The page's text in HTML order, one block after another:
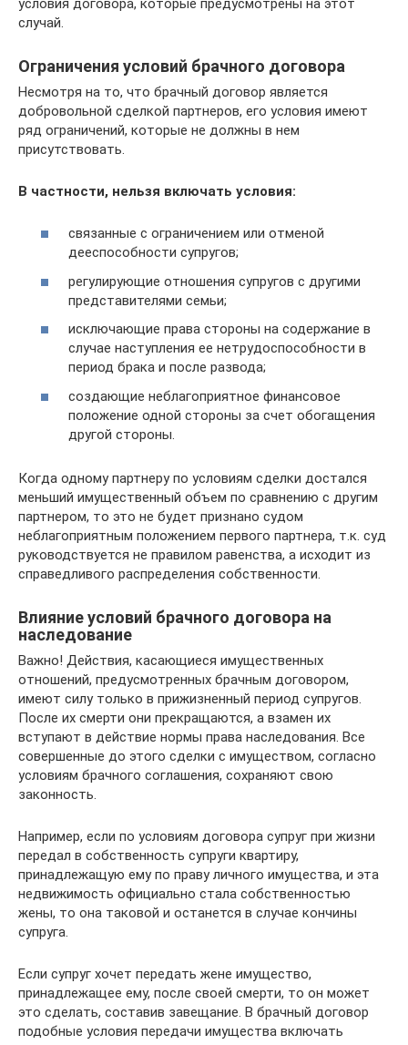
случай.
Ограничения условий брачного договора
Несмотря на то, что брачный договор является
добровольной сделкой партнеров, его условия имеют
ряд ограничений, которые не должны в нем
присутствовать.
В частности, нельзя включать условия:
связанные с ограничением или отменой
дееспособности супругов;
регулирующие отношения супругов с другими
представителями семьи;
исключающие права стороны на содержание в
случае наступления ее нетрудоспособности в
период брака и после развода;
создающие неблагоприятное финансовое
положение одной стороны за счет обогащения
другой стороны.
Когда одному партнеру по условиям сделки достался
меньший имущественный объем по сравнению с другим
партнером, то это не будет признано судом
неблагоприятным положением первого партнера, т.к. суд
руководствуется не правилом равенства, а исходит из
справедливого распределения собственности.
Влияние условий брачного договора на
наследование
Важно! Действия, касающиеся имущественных
отношений, предусмотренных брачным договором,
имеют силу только в прижизненный период супругов.
После их смерти они прекращаются, а взамен их
вступают в действие нормы права наследования. Все
совершенные до этого сделки с имуществом, согласно
условиям брачного соглашения, сохраняют свою
законность.
Например, если по условиям договора супруг при жизни
передал в собственность супруги квартиру,
принадлежащую ему по праву личного имущества, и эта
недвижимость официально стала собственностью
жены, то она таковой и останется в случае кончины
супруга.
Если супруг хочет передать жене имущество,
принадлежащее ему, после своей смерти, то он может
это сделать, составив завещание. В брачный договор
подобные условия передачи имущества включать